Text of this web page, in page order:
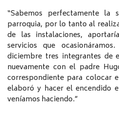
“Sabemos perfectamente la
parroquia, por lo tanto al
de las instalaciones,
servicios que
diciembre tres integrantes de
nuevamente con el padre
correspondiente para colocar
elaboró y hacer el encendido
veníamos haciendo.”